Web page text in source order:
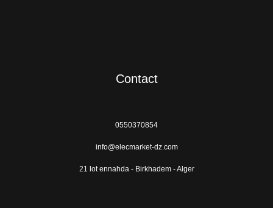
Contact
0550370854
info@elecmarket-dz.com
21 lot ennahda - Birkhadem - Alger